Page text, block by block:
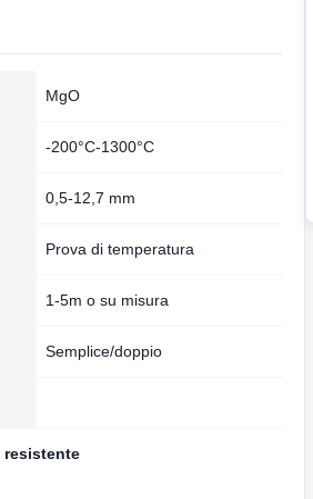
MgO
-200°C-1300°C
0,5-12,7 mm
Prova di temperatura
1-5m o su misura
Semplice/doppio
resistente